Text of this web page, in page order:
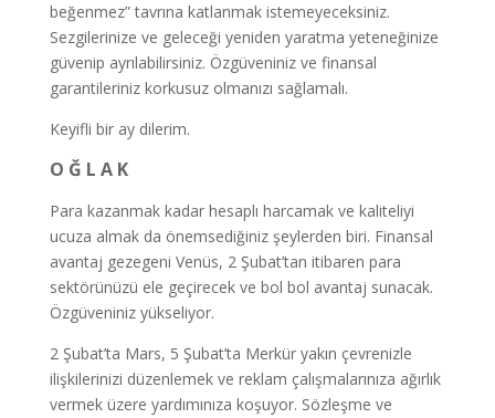
beğenmez” tavrına katlanmak istemeyeceksiniz.
Sezgilerinize ve geleceği yeniden yaratma yeteneğinize
güvenip ayrılabilirsiniz. Özgüveniniz ve finansal
garantileriniz korkusuz olmanızı sağlamalı.
Keyifli bir ay dilerim.
O Ğ L A K
Para kazanmak kadar hesaplı harcamak ve kaliteliyi
ucuza almak da önemsediğiniz şeylerden biri. Finansal
avantaj gezegeni Venüs, 2 Şubat’tan itibaren para
sektörünüzü ele geçirecek ve bol bol avantaj sunacak.
Özgüveniniz yükseliyor.
2 Şubat’ta Mars, 5 Şubat’ta Merkür yakın çevrenizle
ilişkilerinizi düzenlemek ve reklam çalışmalarınıza ağırlık
vermek üzere yardımınıza koşuyor. Sözleşme ve